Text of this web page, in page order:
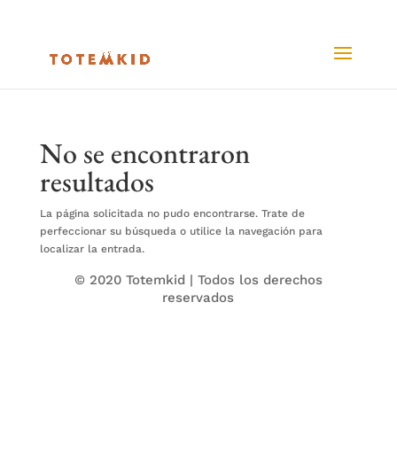
No se encontraron
resultados
La página solicitada no pudo encontrarse. Trate de
perfeccionar su búsqueda o utilice la navegación para
localizar la entrada.
© 2020 Totemkid | Todos los derechos
reservados